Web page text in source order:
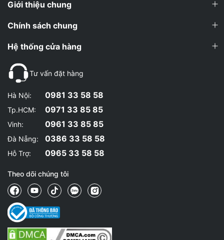
Giới thiệu chung
Chính sách chung
Hệ thống cửa hàng
Tư vấn đặt hàng
Hà Nội: 0981 33 58 58
Tp.HCM: 0971 33 85 85
Vinh: 0961 33 85 85
Đà Nẵng: 0386 33 58 58
Hỗ Trợ: 0965 33 58 58
Theo dõi chúng tôi